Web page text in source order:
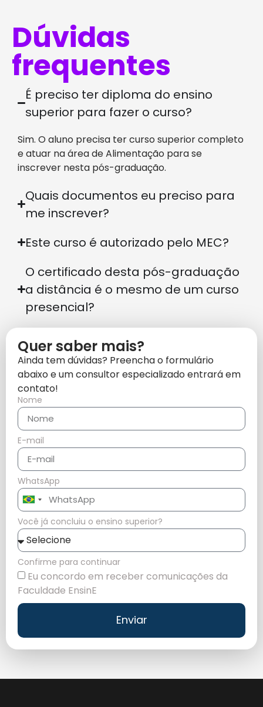
ético. Práticas de gestão ambiental.
Metodologia Pesquisa
Científica
Dúvidas
frequentes
É preciso ter diploma do ensino
superior para fazer o curso?
Sim. O aluno precisa ter curso superior completo
e atuar na área de Alimentação para se
inscrever nesta pós-graduação.
Quais documentos eu preciso para
me inscrever?
Este curso é autorizado pelo MEC?
O certificado desta pós-graduação
a distância é o mesmo de um curso
presencial?
Quer saber mais?
Ainda tem dúvidas? Preencha o formulário
abaixo e um consultor especializado entrará em
contato!
Nome
E-mail
WhatsApp
Brazil
+55
Você já concluiu o ensino superior?
Confirme para continuar
Eu concordo em receber comunicações da
Faculdade EnsinE
Enviar